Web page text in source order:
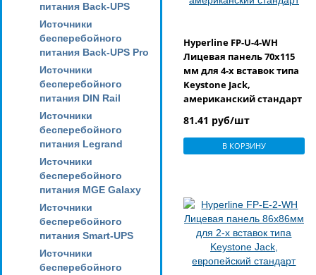
питания Back-UPS
Источники
бесперебойного
питания Back-UPS Pro
Источники
бесперебойного
питания DIN Rail
Источники
бесперебойного
питания Legrand
Источники
бесперебойного
питания MGE Galaxy
Источники
бесперебойного
питания Smart-UPS
Источники
бесперебойного
Hyperline FP-U-4-WH
Лицевая панель 70x115
мм для 4-х вставок типа
Keystone Jack,
американский стандарт
81.41 руб/шт
В КОРЗИНУ